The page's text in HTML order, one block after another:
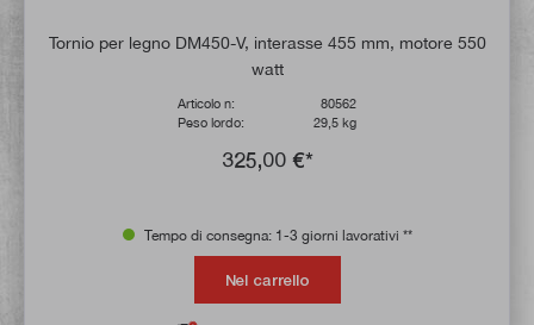
Tornio per legno DM450-V, interasse 455 mm, motore 550
watt
Articolo n:
80562
Peso lordo:
29,5 kg
325,00 €*
Tempo di consegna: 1-3 giorni lavorativi **
Nel carrello